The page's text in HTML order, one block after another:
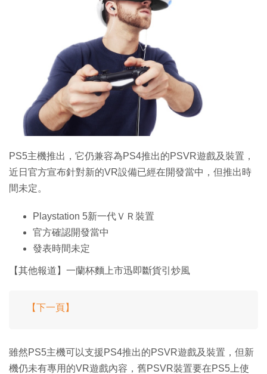
生成式AI與雲端應用
Enterprise Digital Transformation
PS5主機推出，它仍兼容為PS4推出的PSVR遊戲及裝置，
近日官方宣布針對新的VR設備已經在開發當中，但推出時
間未定。
Playstation 5新一代ＶＲ裝置
官方確認開發當中
發表時間未定
【其他報道】一蘭杯麵上市迅即斷貨引炒風
【下一頁】
雖然PS5主機可以支援PS4推出的PSVR遊戲及裝置，但新
機仍未有專用的VR遊戲內容，舊PSVR裝置要在PS5上使